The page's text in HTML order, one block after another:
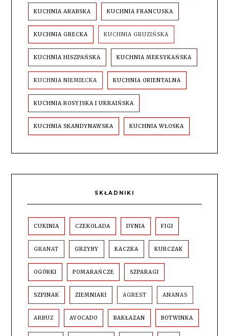
KUCHNIA ARABSKA KUCHNIA FRANCUSKA
KUCHNIA GRECKA KUCHNIA GRUZIŃSKA
KUCHNIA HISZPAŃSKA KUCHNIA MEKSYKAŃSKA
KUCHNIA NIEMIECKA KUCHNIA ORIENTALNA
KUCHNIA ROSYJSKA I UKRAIŃSKA
KUCHNIA SKANDYNAWSKA KUCHNIA WŁOSKA
SKŁADNIKI
CUKINIA CZEKOLADA DYNIA FIGI
GRANAT GRZYBY KACZKA KURCZAK
OGÓRKI POMARAŃCZE SZPARAGI
SZPINAK ZIEMNIAKI AGREST ANANAS
ARBUZ AVOCADO BAKŁAŻAN BOTWINKA